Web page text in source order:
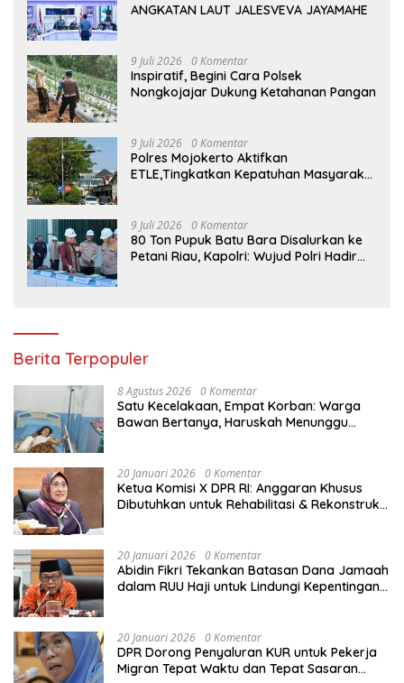
ANGKATAN LAUT JALESVEVA JAYAMAHE
9 Juli 2026 0 Komentar
Inspiratif, Begini Cara Polsek
Nongkojajar Dukung Ketahanan Pangan
9 Juli 2026 0 Komentar
Polres Mojokerto Aktifkan
ETLE,Tingkatkan Kepatuhan Masyarakat
9 Juli 2026 0 Komentar
80 Ton Pupuk Batu Bara Disalurkan ke
Petani Riau, Kapolri: Wujud Polri Hadir
Berita Terpopuler
8 Agustus 2026 0 Komentar
Satu Kecelakaan, Empat Korban: Warga
Bawan Bertanya, Haruskah Menunggu
20 Januari 2026 0 Komentar
Ketua Komisi X DPR RI: Anggaran Khusus
Dibutuhkan untuk Rehabilitasi & Rekonstruksi
20 Januari 2026 0 Komentar
Abidin Fikri Tekankan Batasan Dana Jamaah
dalam RUU Haji untuk Lindungi Kepentingan
20 Januari 2026 0 Komentar
DPR Dorong Penyaluran KUR untuk Pekerja
Migran Tepat Waktu dan Tepat Sasaran